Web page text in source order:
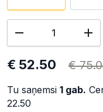
€ 52.50 €
Tu saņemsi 1 gab.
22.50